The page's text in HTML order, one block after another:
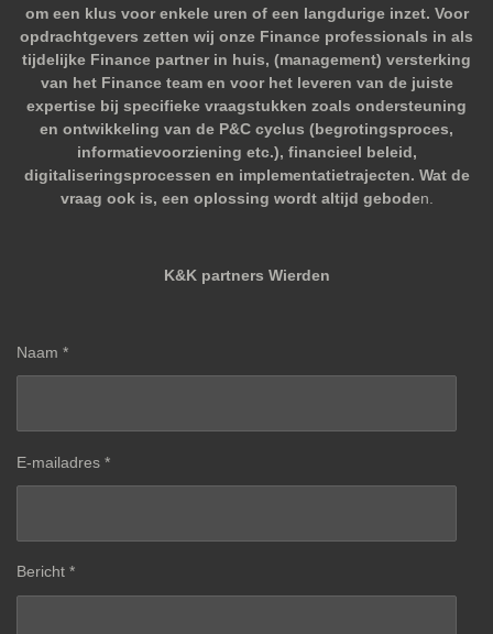
om een klus voor enkele uren of een langdurige inzet. Voor
opdrachtgevers zetten wij onze Finance professionals in als
tijdelijke Finance partner in huis, (management) versterking
van het Finance team en voor het leveren van de juiste
expertise bij specifieke vraagstukken zoals ondersteuning
en ontwikkeling van de P&C cyclus (begrotingsproces,
informatievoorziening etc.), financieel beleid,
digitaliseringsprocessen en implementatietrajecten. Wat de
vraag ook is, een oplossing wordt altijd geboden.
K&K partners Wierden
Naam *
E-mailadres *
Bericht *